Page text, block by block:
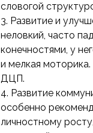
словогой
3. Развитие и
неловкий, часто
конечностями, у
и мелкая
ДЦП.
4. Развитие
особенно
личностному